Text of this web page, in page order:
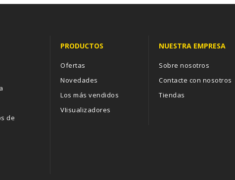
de
PRODUCTOS
Ofertas
Novedades
Los más vendidos
VIisualizadores
NUESTRA EMPRESA
Sobre nosotros
Contacte con nosotros
Tiendas